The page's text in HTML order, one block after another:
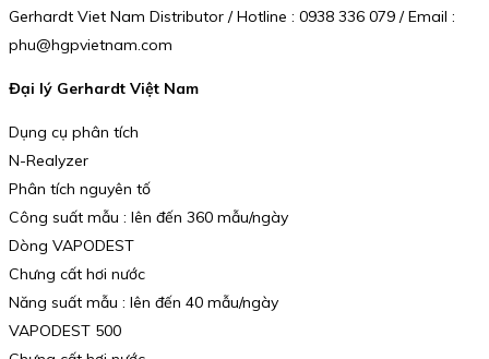
Gerhardt Viet Nam Distributor / Hotline : 0938 336 079 / Email :
phu@hgpvietnam.com
Đại lý Gerhardt Việt Nam
Dụng cụ phân tích
N-Realyzer
Phân tích nguyên tố
Công suất mẫu : lên đến 360 mẫu/ngày
Dòng VAPODEST
Chưng cất hơi nước
Năng suất mẫu : lên đến 40 mẫu/ngày
VAPODEST 500